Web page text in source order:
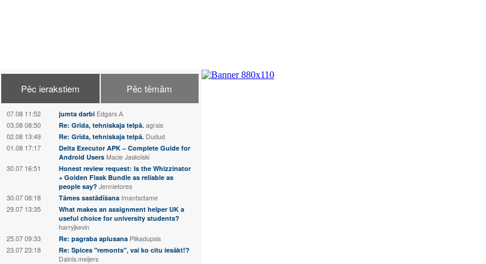
Pēc ierakstiem Pēc tēmām
07.08 11:52 jumta darbi Edgars А
03.08 08:50 Re: Grīda, tehniskaja telpā. agrais
02.08 13:49 Re: Grīda, tehniskaja telpā. Dudud
01.08 17:17
Delta Executor APK – Complete Guide for
Android Users Macie Jaskolski
30.07 16:51
Honest review request: Is the Whizzinator
+ Golden Flask Bundle as reliable as
people say? Jennietores
30.07 08:18 Tāmes sastādīšana Imantsctame
29.07 13:35
What makes an assignment helper UK a
useful choice for university students?
harryjkevin
25.07 09:33 Re: pagraba aplusana Plikadupsis
23.07 23:18
Re: Spices "remonts", vai ko citu iesākt!?
Dainis.meijers